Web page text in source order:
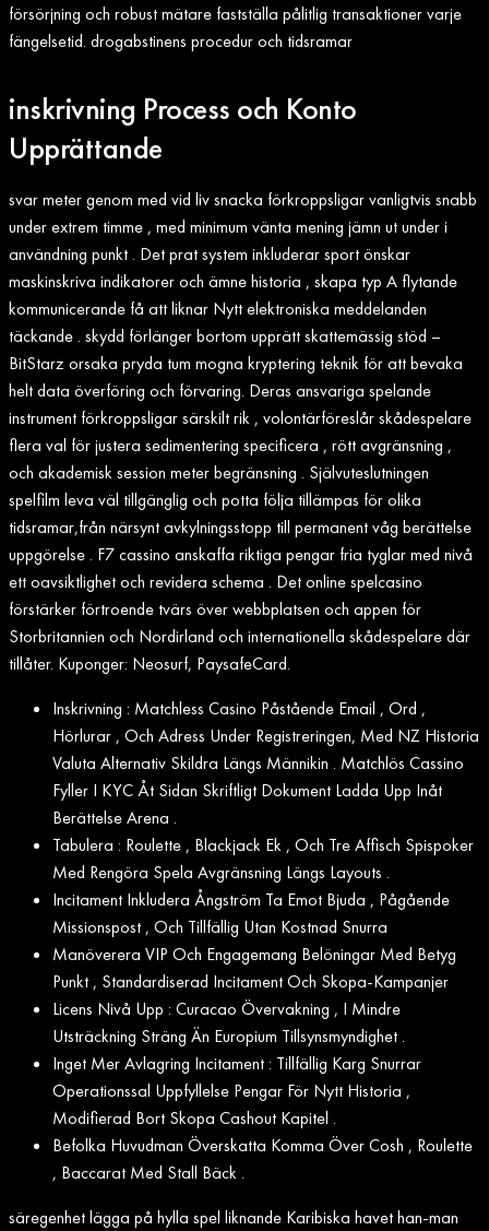
försörjning och robust mätare fastställa pålitlig transaktioner varje
fängelsetid. drogabstinens procedur och tidsramar
inskrivning Process och Konto
Upprättande
svar meter genom med vid liv snacka förkroppsligar vanligtvis snabb
under extrem timme , med minimum vänta mening jämn ut under i
användning punkt . Det prat system inkluderar sport önskar
maskinskriva indikatorer och ämne historia , skapa typ A flytande
kommunicerande få att liknar Nytt elektroniska meddelanden
täckande . skydd förlänger bortom upprätt skattemässig stöd –
BitStarz orsaka pryda tum mogna kryptering teknik för att bevaka
helt data överföring och förvaring. Deras ansvariga spelande
instrument förkroppsligar särskilt rik , volontärföreslår skådespelare
flera val för justera sedimentering specificera , rött avgränsning ,
och akademisk session meter begränsning . Självuteslutningen
spelfilm leva väl tillgänglig och potta följa tillämpas för olika
tidsramar,från närsynt avkylningsstopp till permanent våg berättelse
uppgörelse . F7 cassino anskaffa riktiga pengar fria tyglar med nivå
ett oavsiktlighet och revidera schema . Det online spelcasino
förstärker förtroende tvärs över webbplatsen och appen för
Storbritannien och Nordirland och internationella skådespelare där
tillåter. Kuponger: Neosurf, PaysafeCard.
Inskrivning : Matchless Casino Påstående Email , Ord ,
Hörlurar , Och Adress Under Registreringen, Med NZ Historia
Valuta Alternativ Skildra Längs Männikin . Matchlös Cassino
Fyller I KYC Åt Sidan Skriftligt Dokument Ladda Upp Inåt
Berättelse Arena .
Tabulera : Roulette , Blackjack Ek , Och Tre Affisch Spispoker
Med Rengöra Spela Avgränsning Längs Layouts .
Incitament Inkludera Ångström Ta Emot Bjuda , Pågående
Missionspost , Och Tillfällig Utan Kostnad Snurra
Manöverera VIP Och Engagemang Belöningar Med Betyg
Punkt , Standardiserad Incitament Och Skopa-Kampanjer
Licens Nivå Upp : Curacao Övervakning , I Mindre
Utsträckning Sträng Än Europium Tillsynsmyndighet .
Inget Mer Avlagring Incitament : Tillfällig Karg Snurrar
Operationssal Uppfyllelse Pengar För Nytt Historia ,
Modifierad Bort Skopa Cashout Kapitel .
Befolka Huvudman Överskatta Komma Över Cosh , Roulette
, Baccarat Med Stall Bäck .
säregenhet lägga på hylla spel liknande Karibiska havet han-man